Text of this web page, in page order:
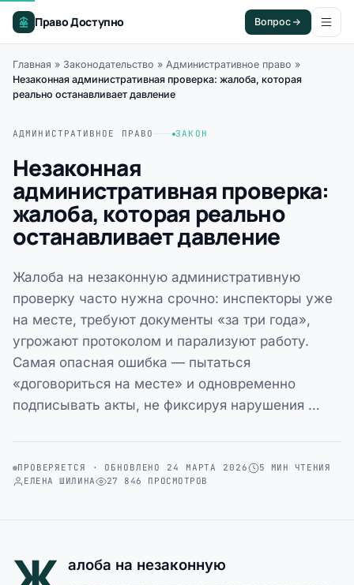
Право Доступно Вопрос
Главная » Законодательство » Административное право »
Незаконная административная проверка: жалоба, которая
реально останавливает давление
АДМИНИСТРАТИВНОЕ ПРАВО ЗАКОН
Незаконная
административная проверка:
жалоба, которая реально
останавливает давление
Жалоба на незаконную административную
проверку часто нужна срочно: инспекторы уже
на месте, требуют документы «за три года»,
угрожают протоколом и парализуют работу.
Самая опасная ошибка — пытаться
«договориться на месте» и одновременно
подписывать акты, не фиксируя нарушения …
ПРОВЕРЯЕТСЯ · ОБНОВЛЕНО 24 МАРТА 2026
5 МИН ЧТЕНИЯ
ЕЛЕНА ШИЛИНА
27 846 ПРОСМОТРОВ
алоба на незаконную